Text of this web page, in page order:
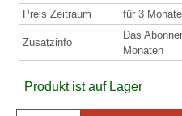
Preis Zeitraum
für 3 Monate
Zusatzinfo
Das
Monaten
Produkt ist auf Lager